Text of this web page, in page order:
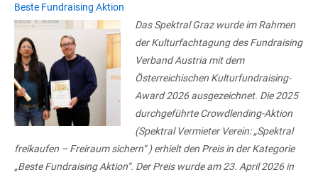
Beste Fundraising Aktion
Das Spektral Graz wurde im Rahmen
der Kulturfachtagung des Fundraising
Verband Austria mit dem
Österreichischen Kulturfundraising-
Award 2026 ausgezeichnet. Die 2025
durchgeführte Crowdlending-Aktion
(Spektral Vermieter Verein: „Spektral
freikaufen – Freiraum sichern“ ) erhielt den Preis in der Kategorie
„Beste Fundraising Aktion“. Der Preis wurde am 23. April 2026 in